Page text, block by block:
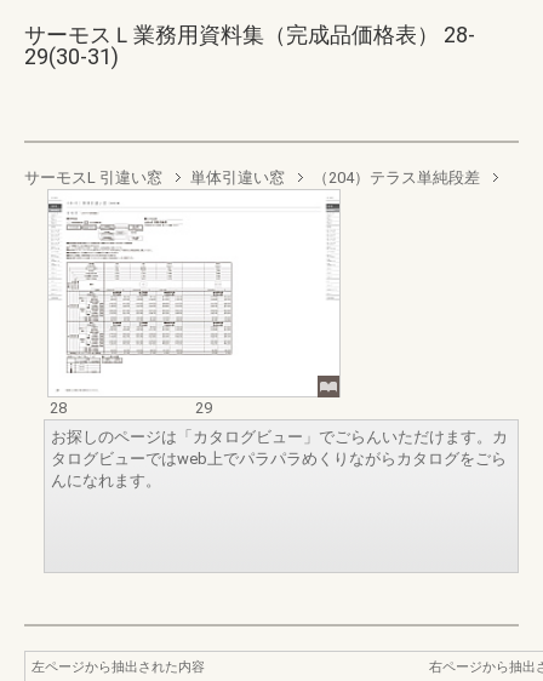
サーモスＬ業務用資料集（完成品価格表） 28-
29(30-31)
サーモスL 引違い窓 単体引違い窓 （204）テラス単純段差
28
29
お探しのページは「カタログビュー」でごらんいただけます。カ
タログビューではweb上でパラパラめくりながらカタログをごら
んになれます。
左ページから抽出された内容
右ページから抽出